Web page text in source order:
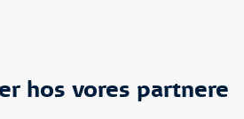
hos vores partnere